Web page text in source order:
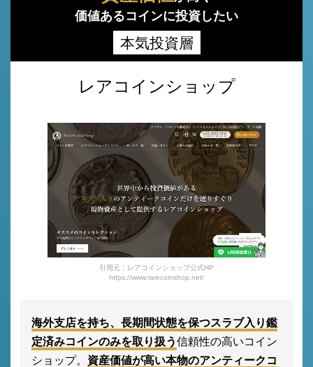
価値あるコインに投資したい
本気投資層
レアコインショップ
引用元：レアコインショップ公式HP
https://www.rarecoinshop.net/
海外支店を持ち、長期間状態を保つスラブ入り鑑
定済みコインのみを取り扱う信頼性の高いコイン
ショップ。 資産価値が高い本物のアンティークコ